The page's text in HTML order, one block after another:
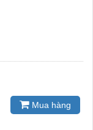
Mua hàng